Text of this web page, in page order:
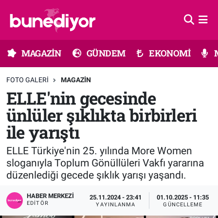
MAGAZİN GÜNDEM EKONOMİ
FOTO GALERI MAGAZIN
ELLE'nin gecesinde
ünlüler şıklıkta birbirleri
ile yarıştı
ELLE Türkiye'nin 25. yılında More Women
sloganıyla Toplum Gönüllüleri Vakfı yararına
düzenlediği gecede şıklık yarışı yaşandı.
HABER MERKEZI
EDITÖR
25.11.2024 - 23:41
YAYINLANMA
01.10.2025 - 11:35
GÜNCELLEME
Gündem
Moda
Kültür Sanat
MÜZİK
MODA
SAĞLIK
Tüm Manşetler
Son Dakika Haberleri
Haber Arşivi